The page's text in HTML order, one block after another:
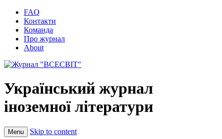
FAQ
Контакти
Команда
Про журнал
About
Український журнал
іноземної літератури
Menu Skip to content